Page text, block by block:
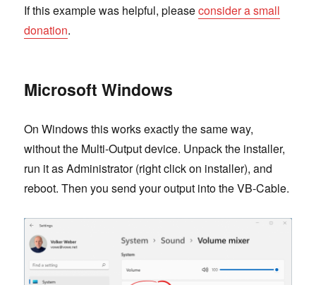
If this example was helpful, pleaseconsider a small
donation.
Microsoft Windows
On Windows this works exactly the same way,
without the Multi-Output device. Unpack the installer,
run it as Administrator (right click on installer), and
reboot. Then you send your output into the VB-Cable.